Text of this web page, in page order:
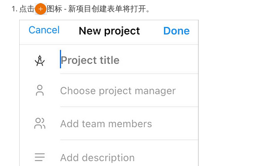
点击
图标 - 新项目创建表单将打开。